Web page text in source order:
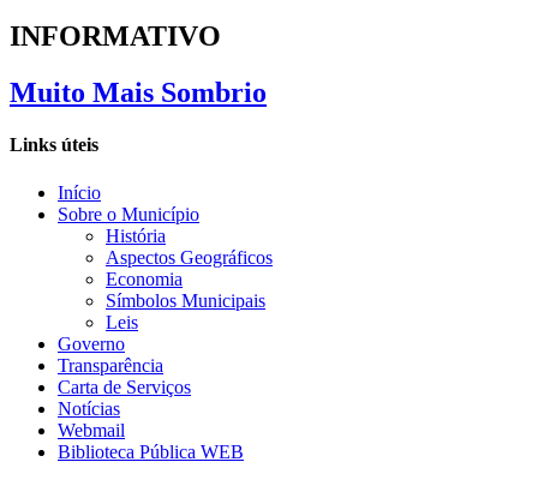
INFORMATIVO
Muito Mais Sombrio
Links úteis
Início
Sobre o Município
História
Aspectos Geográficos
Economia
Símbolos Municipais
Leis
Governo
Transparência
Carta de Serviços
Notícias
Webmail
Biblioteca Pública WEB